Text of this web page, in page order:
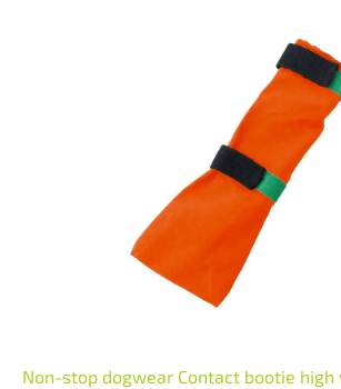
Non-stop dogwear Contact bootie high